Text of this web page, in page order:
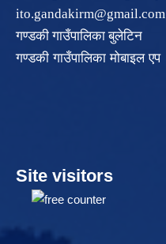
ito.gandakirm@gmail.com
गण्डकी गाउँपालिका बुलेटिन
गण्डकी गाउँपालिका मोबाइल एप
Site visitors